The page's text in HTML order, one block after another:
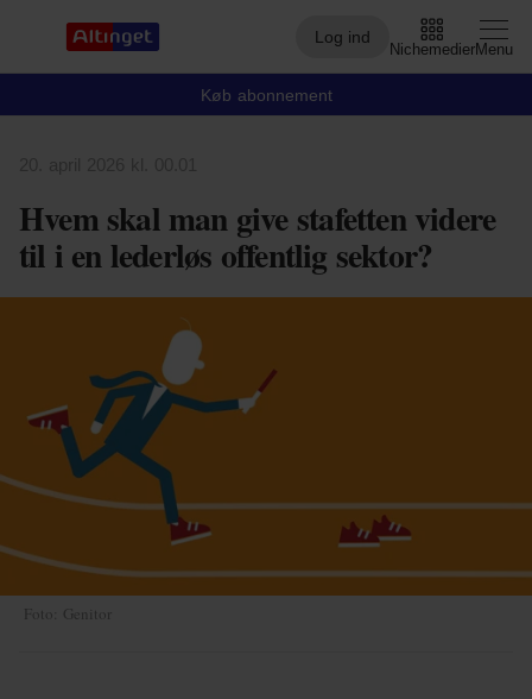
Log ind
Nichemedier
Arktis
By og Bolig
Christiansborg
Civilsamfund
Digital
Energi og Forsyning
Erhverv
Menu
Køb abonnement
Hvem skal man give stafetten videre
til i en lederløs offentlig sektor?
Foto: Genitor